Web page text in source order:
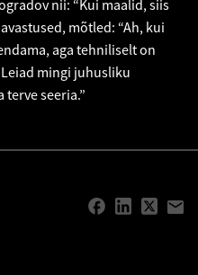
nii: “Kui maalid, siis
mõtled: “Ah, kui
aga tehniliselt on
mingi juhusliku
terve seeria.”